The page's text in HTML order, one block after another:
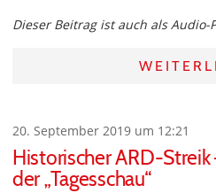
Dieser Beitrag ist auch als Audio-
20. September 2019 um 12:21
Historischer ARD-
der „Tagesschau“